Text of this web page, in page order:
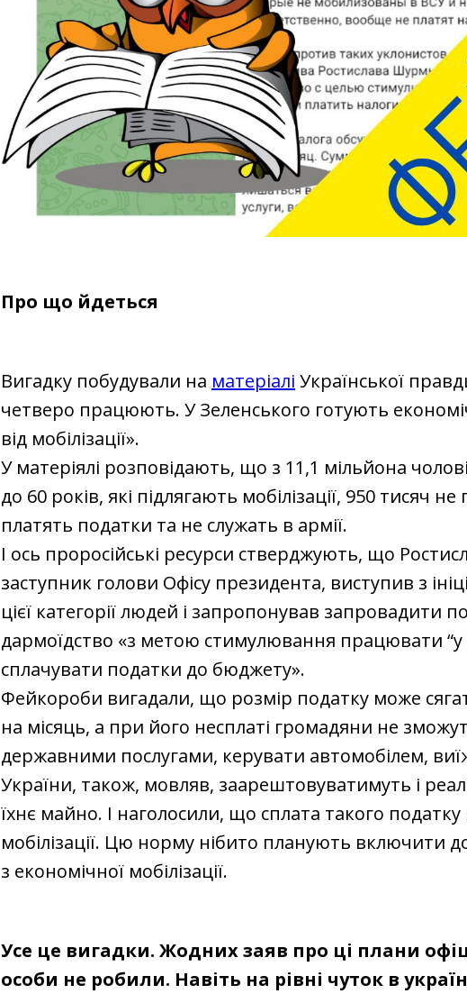
Про що йдеться
Вигадку побудували на матеріалі Української
четверо працюють. У Зеленського готують
від мобілізації».
У матеріялі розповідають, що з 11,1 мільйона
до 60 років, які підлягають мобілізації, 950 тисяч
платять податки та не служать в армії.
І ось проросійські ресурси стверджують, що
заступник голови Офісу президента, виступив з
цієї категорії людей і запропонував запровадити
дармоїдство «з метою стимулювання працювати “у
сплачувати податки до бюджету».
Фейкороби вигадали, що розмір податку може
на місяць, а при його несплаті громадяни не
державними послугами, керувати автомобілем,
України, також, мовляв, заарештовуватимуть і
їхнє майно. І наголосили, що сплата такого податку
мобілізації. Цю норму нібито планують включити
з економічної мобілізації.
Усе це вигадки. Жодних заяв про ці плани
особи не робили. Навіть на рівні чуток в